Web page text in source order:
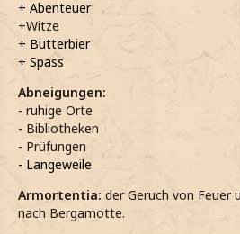
+ Abenteuer
+Witze
+ Butterbier
+ Spass
Abneigungen:
- ruhige Orte
- Bibliotheken
- Prüfungen
- Langeweile
Armortentia: der Geruch von Feuer
nach Bergamotte.